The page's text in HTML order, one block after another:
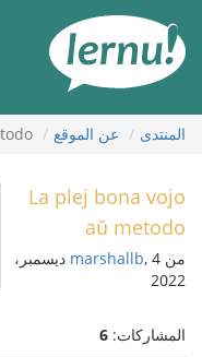
المحتويات
المنتدى عن الموقع
La plej bona vojo
aŭ metodo
من marshallb , 4 ديسمبر،
2022
المشاركات: 6